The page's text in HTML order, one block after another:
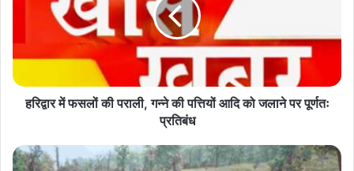
आदि
पूर्णतः
प्रतिबंध
हरिद्वार में फसलों की पराली, गन्ने की पत्तियों आदि को जलाने पर पूर्णतः
प्रतिबंध
उत्तराखंड